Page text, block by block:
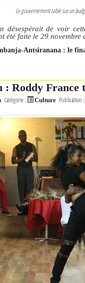
Le gouvernement table sur un
désespérait de voir
été faite le 29
Antsiranana : le
: Roddy
Catégorie : Culture Publication :